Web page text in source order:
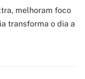
melhoram foco
transforma o dia a